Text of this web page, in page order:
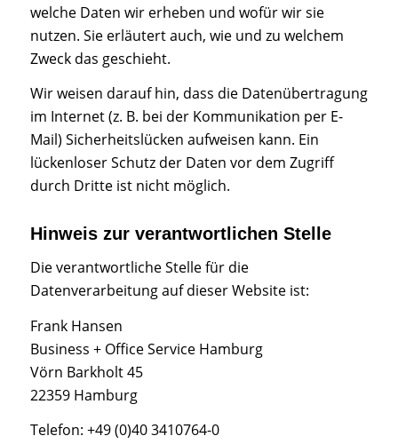
welche Daten wir erheben und wofür wir sie
nutzen. Sie erläutert auch, wie und zu welchem
Zweck das geschieht.
Wir weisen darauf hin, dass die Datenübertragung
im Internet (z. B. bei der Kommunikation per E-
Mail) Sicherheitslücken aufweisen kann. Ein
lückenloser Schutz der Daten vor dem Zugriff
durch Dritte ist nicht möglich.
Hinweis zur verantwortlichen Stelle
Die verantwortliche Stelle für die
Datenverarbeitung auf dieser Website ist:
Frank Hansen
Business + Office Service Hamburg
Vörn Barkholt 45
22359 Hamburg
Telefon: +49 (0)40 3410764-0